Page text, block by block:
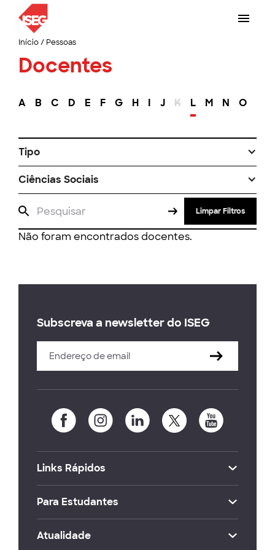
Início/ Pessoas
Docentes
A B C D E F G H I J K L M N O
Tipo
Ciências Sociais
Limpar Filtros
Não foram encontrados docentes.
Subscreva a newsletter do ISEG
Links Rápidos
Para Estudantes
Atualidade